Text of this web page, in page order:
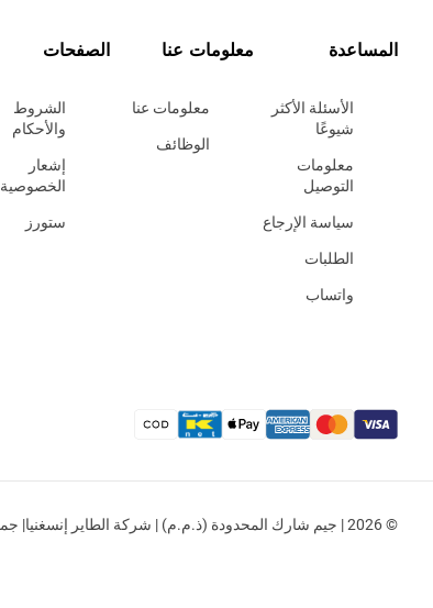
المساعدة
الأسئلة الأكثر
شيوعًا
معلومات
التوصيل
سياسة الإرجاع
الطلبات
واتساب
معلومات عنا
معلومات عنا
الوظائف
الصفحات
الشروط
والأحكام
إشعار
الخصوصية
ستورز
© 2026 | جيم شارك المحدودة (ذ.م.م) | شركة الطاير إنسغنيا| جميع الحقوق محفوظة